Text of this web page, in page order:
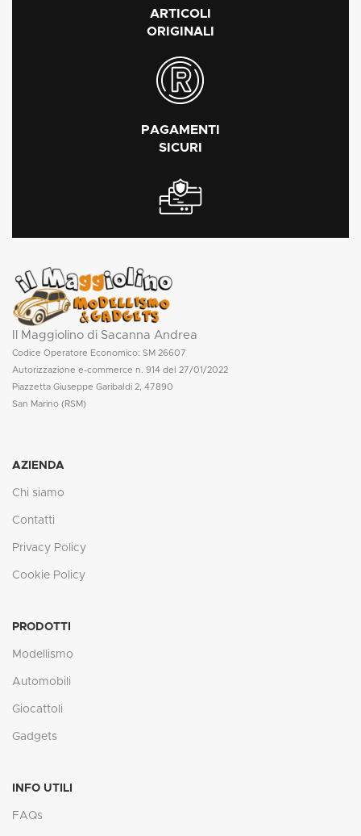
ARTICOLI
ORIGINALI
PAGAMENTI
SICURI
Il Maggiolino di Sacanna Andrea
Codice Operatore Economico: SM 26607
Autorizzazione e-commerce n. 914 del 27/01/2022
Piazzetta Giuseppe Garibaldi 2, 47890
San Marino (RSM)
AZIENDA
Chi siamo
Contatti
Privacy Policy
Cookie Policy
PRODOTTI
Modellismo
Automobili
Giocattoli
Gadgets
INFO UTILI
FAQs